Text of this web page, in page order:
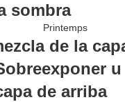
sombra
de la
de arriba